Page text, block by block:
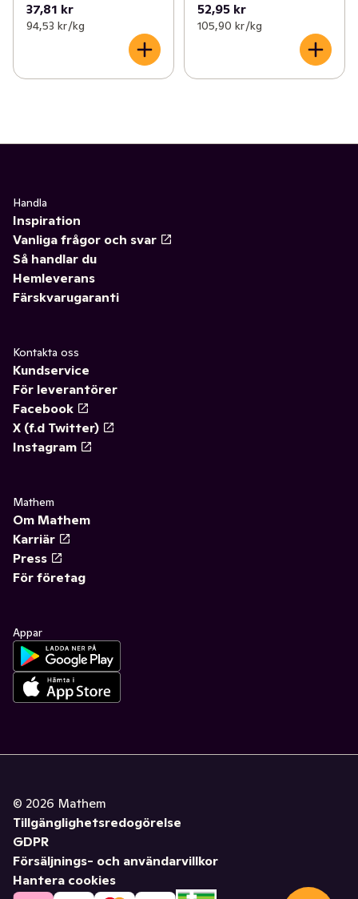
37,81 kr
94,53 kr /kg
52,95 kr
105,90 kr /kg
Handla
Inspiration
Vanliga frågor och svar
Så handlar du
Hemleverans
Färskvarugaranti
Kontakta oss
Kundservice
För leverantörer
Facebook
X (f.d Twitter)
Instagram
Mathem
Om Mathem
Karriär
Press
För företag
Appar
© 2026 Mathem
Tillgänglighetsredogörelse
GDPR
Försäljnings- och användarvillkor
Hantera cookies